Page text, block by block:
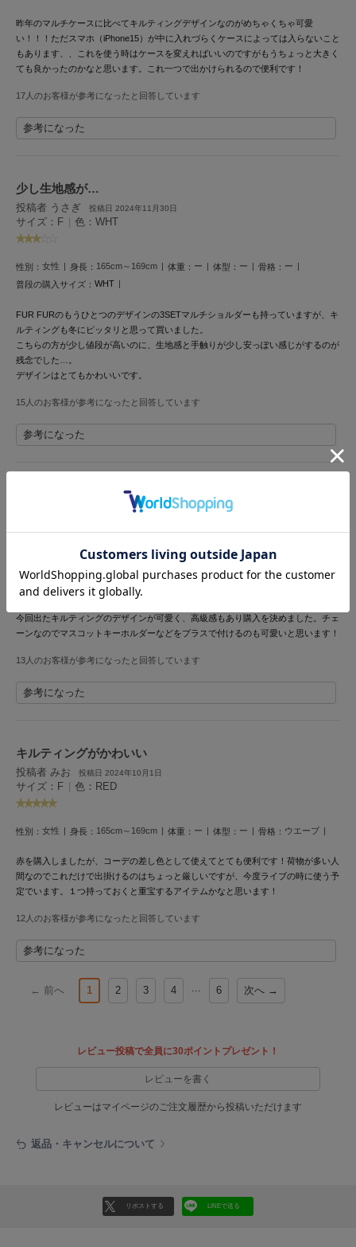
MICHU COQUETTE
ミチュ コケット
MIESROHE
miies miim
Mila Owen
ミラオーウェン
MOIGE
モワージュ
ミュシャ
NEW Balance
ニューバランス
ネズ
NIKE
null.
オン
オニツカ タイガー
ORGUE
オルグ
オル
Philly chocolate
フィリーチョコレート
ポローラ
PUMA
プーマ
SALOMON
sanrio house
サンリオハウス
セサミストリートマーケット
昨年のマルチケースに比べてキルティングデザインなのがめちゃくちゃ可愛
い！！！ただスマホ（iPhone15）が中に入れづらくケースによっては入らないこと
もあります、、これを使う時はケースを変えればいいのですがもうちょっと大きく
ても良かったのかなと思います。これ一つで出かけられるので便利です！
17人のお客様が参考になったと回答しています
参考になった
少し生地感が…
投稿者 うさぎ 投稿日 2024年11月30日
サイズ：F 色：WHT
性別： 女性 身長： 165cm～169cm 体重： ー 体型： ー 骨格： ー
普段の購入サイズ： WHT
FUR FURのもうひとつのデザインの3SETマルチショルダーも持っていますが、キ
ルティングも冬にピッタリと思って買いました。
こちらの方が少し値段が高いのに、生地感と手触りが少し安っぽい感じがするのが
残念でした…。
デザインはとてもかわいいです。
15人のお客様が参考になったと回答しています
参考になった
キルティングが可愛いバッグ
投稿日 2024年9月28日
性別：女性 身長：160cm～164cm 体重：ー 体型：ー 骨格： ー
今回出たキルティングのデザインが可愛く、高級感もあり購入を決めました。チェ
ーンなのでマスコットキーホルダーなどをプラスで付けるのも可愛いと思います！
13人のお客様が参考になったと回答しています
参考になった
キルティングがかわいい
投稿者 みお 投稿日 2024年10月1日
サイズ：F 色：RED
性別： 女性 身長： 165cm～169cm 体重： ー 体型： ー 骨格： ウエーブ
赤を購入しましたが、コーデの差し色として使えてとても便利です！荷物が多い人
間なのでこれだけで出掛けるのはちょっと厳しいですが、今度ライブの時に使う予
定でいます。１つ持っておくと重宝するアイテムかなと思います！
12人のお客様が参考になったと回答しています
参考になった
← 前へ 1 2 3 4 6 次へ →
レビュー投稿で全員に30ポイントプレゼント！
レビューを書く
レビューはマイページのご注文履歴から投稿いただけます
返品・キャンセルについて
リポストする LINEで送る